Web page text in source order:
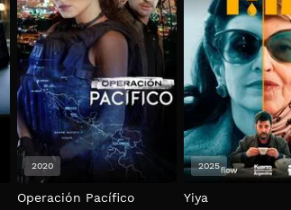
Operación Pacífico
2020
Yiya
2025